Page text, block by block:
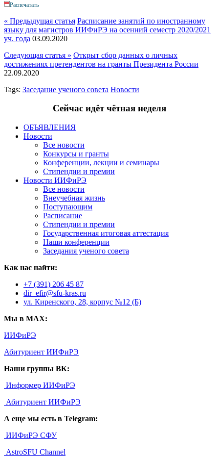
Распечатать
« Предыдущая статья Расписание занятий по иностранному
языку для магистров ИИФиРЭ на осенний семестр 2020/2021
уч. года 03.09.2020
Следующая статья » Открыт сбор данных о личных
достижениях претендентов на гранты Президента России
22.09.2020
Tags: Заседание ученого совета Новости
Сейчас идёт чётная неделя
ОБЪЯВЛЕНИЯ
Новости
Все новости
Конкурсы и гранты
Конференции, лекции и семинары
Стипендии и премии
Новости ИИФиРЭ
Все новости
Внеучебная жизнь
Поступающим
Расписание
Стипендии и премии
Государственная итоговая аттестация
Наши конференции
Заседания ученого совета
Как нас найти:
+7 (391) 206 45 87
dir_efir@sfu-kras.ru
ул. Киренского, 28, корпус №12 (Б)
Мы в MAX:
ИИФиРЭ
Абитуриент ИИФиРЭ
Наши группы ВК:
Информер ИИФиРЭ
Абитуриент ИИФиРЭ
А еще мы есть в Telegram:
ИИФиРЭ СФУ
AstroSFU Channel